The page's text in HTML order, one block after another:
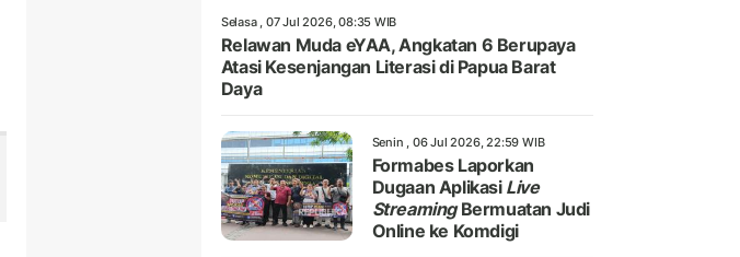
Selasa , 07 Jul 2026, 08:35 WIB
Relawan Muda eYAA, Angkatan 6 Berupaya
Atasi Kesenjangan Literasi di Papua Barat
Daya
Senin , 06 Jul 2026, 22:59 WIB
Formabes Laporkan
Dugaan Aplikasi Live
StreamingBermuatan Judi
Online ke Komdigi